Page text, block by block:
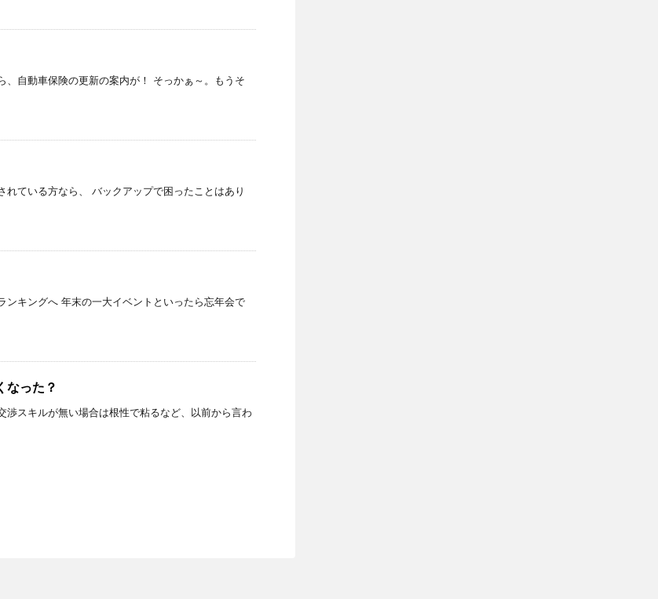
、自動車保険の更新の案内が！ そっかぁ～。もうそ
れている方なら、 バックアップで困ったことはあり
キングへ 年末の一大イベントといったら忘年会で
なった？
渉スキルが無い場合は根性で粘るなど、以前から言わ